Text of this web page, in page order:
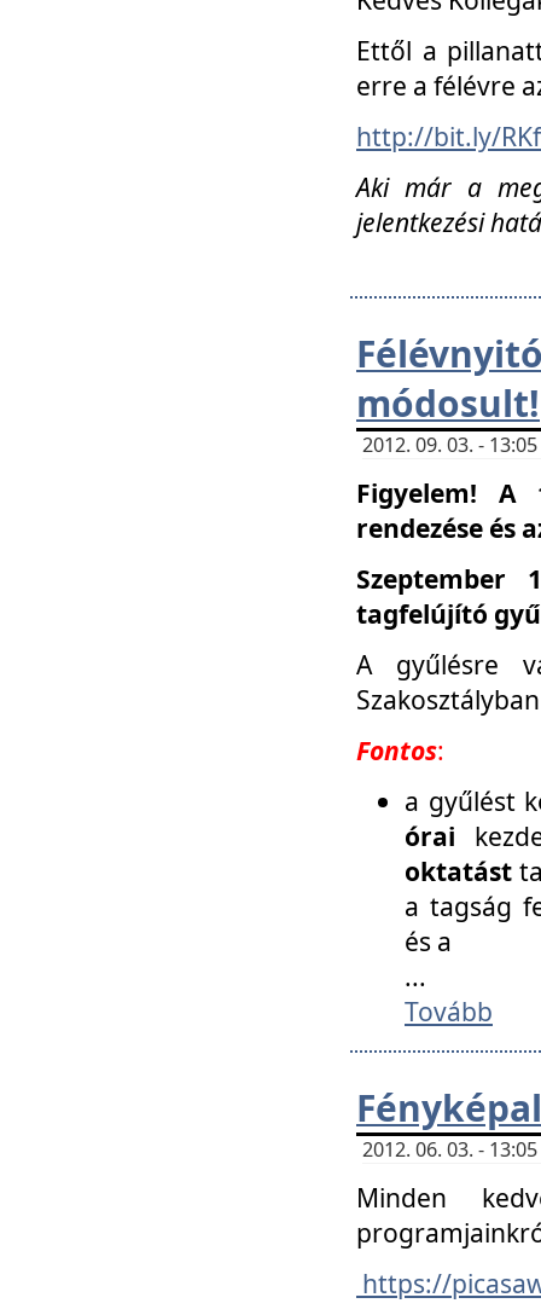
Ettől a
erre a félévre
http://bit.ly/
Aki már a
jelentkezési
módosult!
2012. 09. 03. -
Figyelem! A
rendezése és
Szeptember
tagfelújító
A gyűlésre
Fontos:
a gyűlést
órai
oktatást
a tagság
és a
...
Tovább
2012. 06. 03. -
Minden
https://